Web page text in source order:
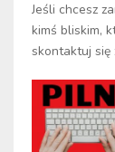
Jeśli chcesz
kimś bliskim,
skontaktuj się